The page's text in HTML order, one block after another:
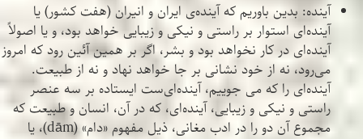
آینده: بدین باوریم که آینده‌ی ایران و انیران (هفت کشور) یا
آینده‌ای استوار بر راستی و نیکی و زیبایی خواهد بود، و یا اصولاً
آینده‌ای در کار نخواهد بود و بشر، اگر بر همین آئین رود که امروز
می‌رود، نه از خود نشانی بر جا خواهد نهاد و نه از طبیعت.
آینده‌ای را که می جوییم، آینده‌ای‌ست ایستاده بر سه عنصر
راستی و نیکی و زیبایی، آینده‌ای، که در آن، انسان و طبیعت که
مجموع آن دو را در ادب مغانی، ذیل مفهوم «دام» (dām)، یا